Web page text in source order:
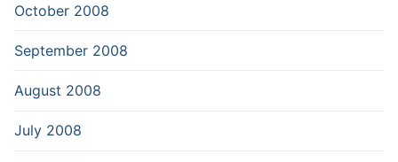
October 2008
September 2008
August 2008
July 2008